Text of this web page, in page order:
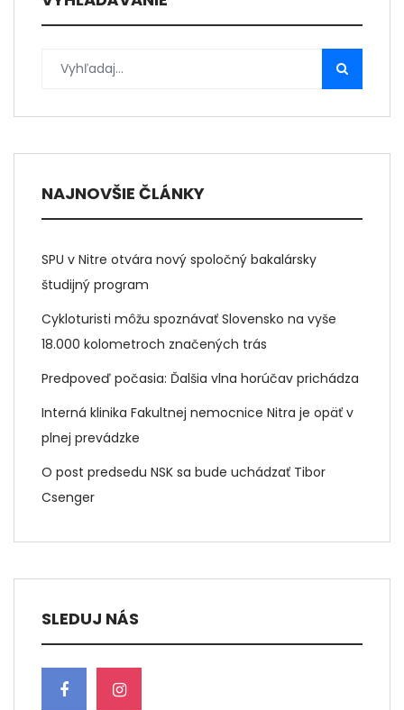
NAJNOVŠIE ČLÁNKY
SPU v Nitre otvára nový spoločný bakalársky
študijný program
Cykloturisti môžu spoznávať Slovensko na vyše
18.000 kolometroch značených trás
Predpoveď počasia: Ďalšia vlna horúčav prichádza
Interná klinika Fakultnej nemocnice Nitra je opäť v
plnej prevádzke
O post predsedu NSK sa bude uchádzať Tibor
Csenger
SLEDUJ NÁS